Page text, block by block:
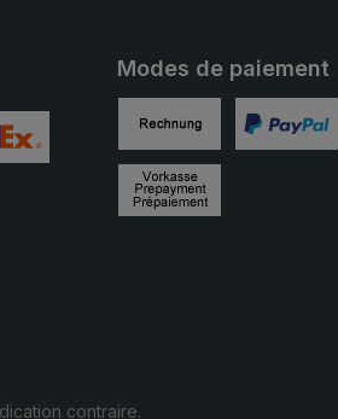
personnalisée 3
Modes de paiement
Facture
contraire.